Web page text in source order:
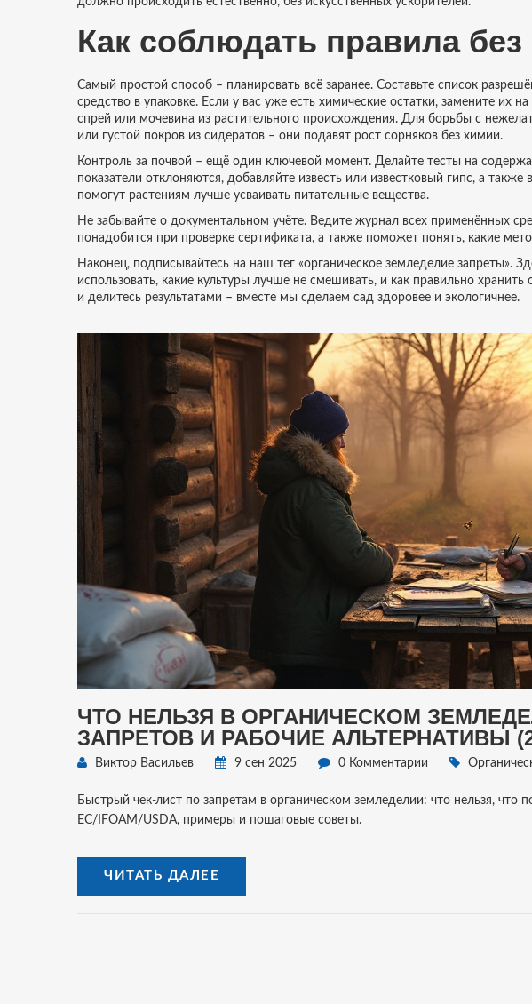
Как соблюдать правила без
Самый простой способ – планировать всё заранее. Составьте список
средство в упаковке. Если у вас уже есть химические остатки, замените их
спрей или мочевина из растительного происхождения. Для борьбы с
или густой покров из сидератов – они подавят рост сорняков без химии.
Контроль за почвой – ещё один ключевой момент. Делайте тесты на
показатели отклоняются, добавляйте известь или известковый гипс, а
помогут растениям лучше усваивать питательные вещества.
Не забывайте о документальном учёте. Ведите журнал всех применённых
понадобится при проверке сертификата, а также поможет понять, какие
Наконец, подписывайтесь на наш тег «органическое земледелие запреты».
использовать, какие культуры лучше не смешивать, и как правильно
и делитесь результатами – вместе мы сделаем сад здоровее и экологичнее.
ЧТО НЕЛЬЗЯ В ОРГАНИЧЕСКОМ
ЗАПРЕТОВ И РАБОЧИЕ АЛЬТЕРНАТИВЫ
Виктор Васильев 9 сен 2025 0 Комментарии
Быстрый чек-лист по запретам в органическом земледелии: что нельзя,
ЕС/IFOAM/USDA, примеры и пошаговые советы.
ЧИТАТЬ ДАЛЕЕ